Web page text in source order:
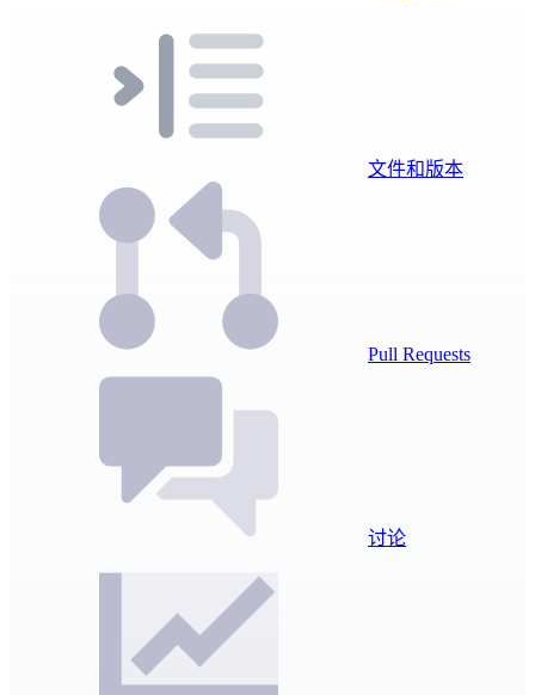
文件和版本
Pull Requests
讨论